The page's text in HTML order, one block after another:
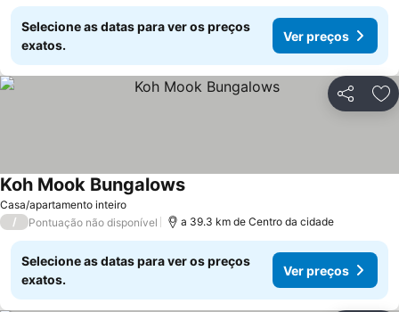
Selecione as datas para ver os preços
exatos.
Ver preços
Partilhar
Casa/apartamento inteiro
Koh Mook BungalowsVer preços
/ Pontuação não disponível a 39.3 km de Centro da cidade
Selecione as datas para ver os preços
exatos.
Ver preços